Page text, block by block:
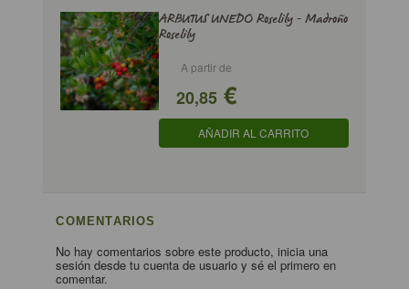
ARBUTUS UNEDO Roselily - Madroño
Roselily
A partir de
20,85€
AÑADIR AL CARRITO
COMENTARIOS
No hay comentarios sobre este producto, inicia una
sesión desde tu cuenta de usuario y sé el primero en
comentar.